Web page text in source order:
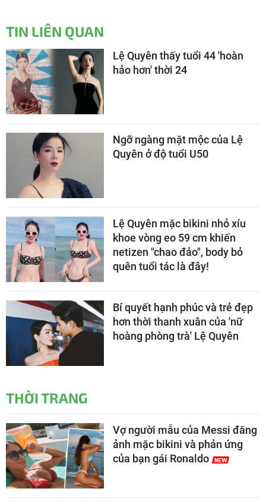
TIN LIÊN QUAN
Lệ Quyên thấy tuổi 44 'hoàn
hảo hơn' thời 24
Ngỡ ngàng mặt mộc của Lệ
Quyên ở độ tuổi U50
Lệ Quyên mặc bikini nhỏ xíu
khoe vòng eo 59 cm khiến
netizen "chao đảo", body bỏ
quên tuổi tác là đây!
Bí quyết hạnh phúc và trẻ đẹp
hơn thời thanh xuân của 'nữ
hoàng phòng trà' Lệ Quyên
THỜI TRANG
Vợ người mẫu của Messi đăng
ảnh mặc bikini và phản ứng
của bạn gái Ronaldo